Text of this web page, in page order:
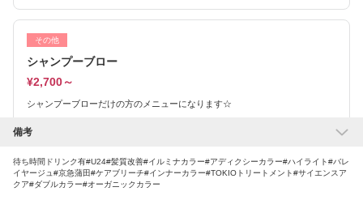
その他
シャンプーブロー
¥2,700～
シャンプーブローだけの方のメニューになります☆
ナノスチーム
備考
待ち時間ドリンク有#U24#髪質改善#イルミナカラー#アディクシーカラー#ハイライト#バレ
イヤージュ#京急蒲田#ケアブリーチ#インナーカラー#TOKIOトリートメント#サイエンスア
クア#ダブルカラー#オーガニックカラー